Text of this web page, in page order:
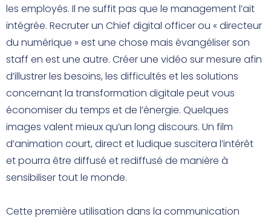
les employés. Il ne suffit pas que le management l’ait
intégrée. Recruter un Chief digital officer ou « directeur
du numérique » est une chose mais évangéliser son
staff en est une autre. Créer une vidéo sur mesure afin
d’illustrer les besoins, les difficultés et les solutions
concernant la transformation digitale peut vous
économiser du temps et de l’énergie. Quelques
images valent mieux qu’un long discours. Un film
d’animation court, direct et ludique suscitera l’intérêt
et pourra être diffusé et rediffusé de manière à
sensibiliser tout le monde.
Cette première utilisation dans la communication